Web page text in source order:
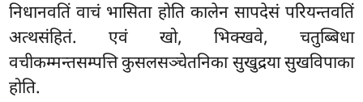
निधानवतिंवाचं भासिता होति कालेन सापदेसं परियन्तवतिं
अत्थसंहितं. एवं खो, भिक्खवे, चतुब्बिधा
वचीकम्मन्तसम्पत्ति कुसलसञ्चेतनिका सुखुद्रया सुखविपाका
होति.